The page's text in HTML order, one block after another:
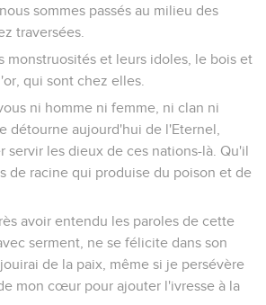
sommes passés au milieu des
traversées.
monstruosités et leurs idoles, le bois et
qui sont chez elles.
ni homme ni femme, ni clan ni
détourne aujourd'hui de l'Eternel,
servir les dieux de ces nations-là. Qu'il
de racine qui produise du poison et de
avoir entendu les paroles de cette
serment, ne se félicite dans son
de la paix, même si je persévère
mon cœur pour ajouter l'ivresse à la